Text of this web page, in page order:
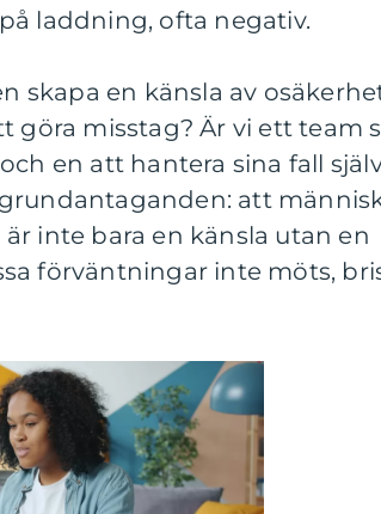
laddning, ofta negativ.
skapa en känsla av
göra misstag? Är vi ett team
en att hantera sina fall
att
inte bara en känsla utan en
förväntningar inte möts,